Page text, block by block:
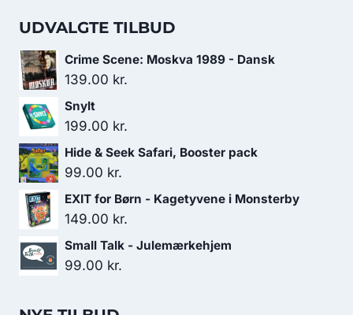
UDVALGTE TILBUD
Crime Scene: Moskva 1989 - Dansk
139.00 kr.
Snylt
199.00 kr.
Hide & Seek Safari, Booster pack
99.00 kr.
EXIT for Børn - Kagetyvene i Monsterby
149.00 kr.
Small Talk - Julemærkehjem
99.00 kr.